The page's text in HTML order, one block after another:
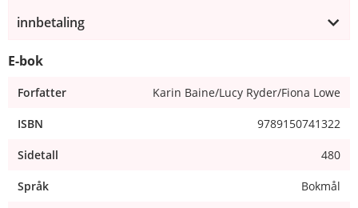
innbetaling
E-bok
Forfatter Karin Baine/Lucy Ryder/Fiona Lowe
ISBN 9789150741322
Sidetall 480
Språk Bokmål